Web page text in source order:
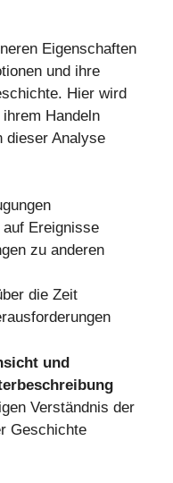
Eigenschaften
und ihre
Hier wird
Handeln
dieser Analyse
auf Ereignisse
zu anderen
die Zeit
und
Verständnis der
Geschichte